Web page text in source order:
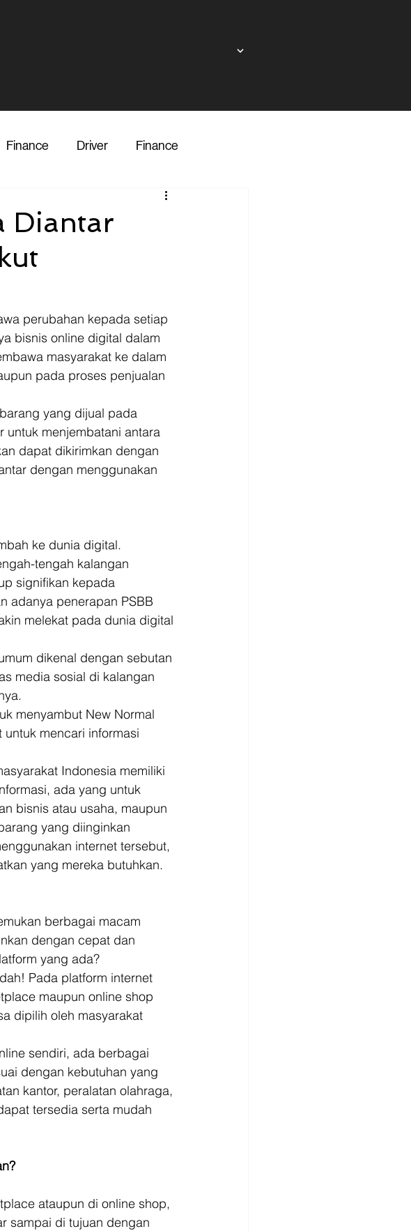
Finance Driver Finance
COVID-19
Diantar
perubahan kepada setiap
bisnis online digital dalam
masyarakat ke dalam
pada proses penjualan
yang dijual pada
untuk menjembatani antara
dapat dikirimkan dengan
dengan menggunakan
ke dunia digital.
tengah kalangan
signifikan kepada
adanya penerapan PSBB
melekat pada dunia digital
dikenal dengan sebutan
media sosial di kalangan
menyambut New Normal
mencari informasi
Indonesia memiliki
ada yang untuk
bisnis atau usaha, maupun
yang diinginkan
internet tersebut,
yang mereka butuhkan.
berbagai macam
dengan cepat dan
yang ada?
Pada platform internet
maupun online shop
dipilih oleh masyarakat
sendiri, ada berbagai
dengan kebutuhan yang
kantor, peralatan olahraga,
tersedia serta mudah
ataupun di online shop,
sampai di tujuan dengan